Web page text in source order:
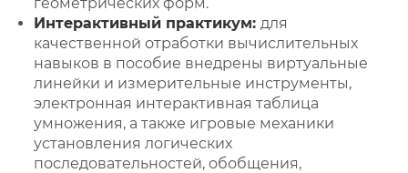
Интерактивный практикум: для
качественной отработки вычислительных
навыков в пособие внедрены виртуальные
линейки и измерительные инструменты,
электронная интерактивная таблица
умножения, а также игровые механики
установления логических
последовательностей, обобщения,